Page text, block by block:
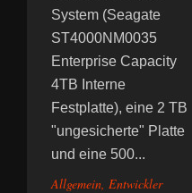
System (Seagate
ST4000NM0035
Enterprise Capacity
4TB Interne
Festplatte), eine 2 TB
"ungesicherte" Platte
und eine 500...
Allgemein, Entwickler